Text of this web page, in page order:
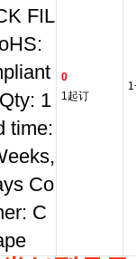
FIL
1
time:
Co
C
0
1起订